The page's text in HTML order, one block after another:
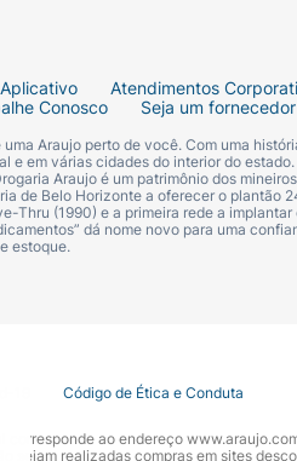
Aplicativo Atendimentos
Conosco Seja um fornecedor
Araujo perto de você. Com uma
e em várias cidades do interior do
Araujo é um patrimônio dos
de Belo Horizonte a oferecer o plantão
Thru (1990) e a primeira rede a
dá nome novo para uma
estoque.
19 Código de Ética e Conduta
corresponde ao endereço
sejam realizadas compras em sites